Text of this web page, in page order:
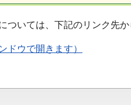
いては、下記のリンク先か
ドウで開きます）